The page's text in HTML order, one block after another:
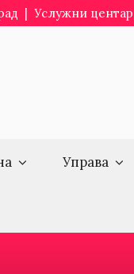
| Услужни
Управа